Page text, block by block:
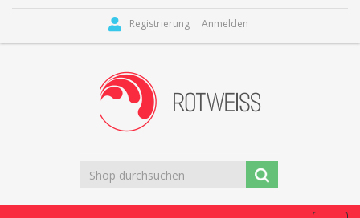
Registrierung Anmelden